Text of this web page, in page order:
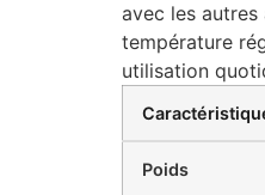
avec les
température
utilisation
Poids